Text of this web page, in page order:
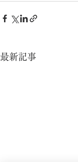
最新記事